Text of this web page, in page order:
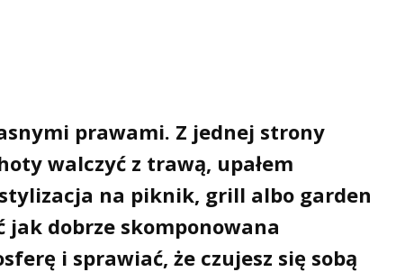
prawami. Z jednej strony
walczyć z trawą, upałem
na piknik, grill albo garden
jak dobrze skomponowana
i sprawiać, że czujesz się sobą